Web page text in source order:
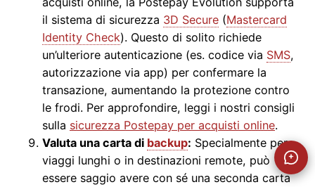
il sistema di sicurezza 3D Secure (Mastercard
Identity Check). Questo di solito richiede
un’ulteriore autenticazione (es. codice via SMS,
autorizzazione via app) per confermare la
transazione, aumentando la protezione contro
le frodi. Per approfondire, leggi i nostri consigli
sulla sicurezza Postepay per acquisti online.
Valuta una carta di backup: Specialmente per
viaggi lunghi o in destinazioni remote, può
essere saggio avere con sé una seconda carta